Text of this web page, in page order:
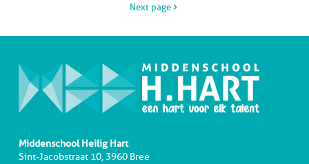
Next page
Middenschool Heilig Hart
Sint-Jacobstraat 10, 3960 Bree